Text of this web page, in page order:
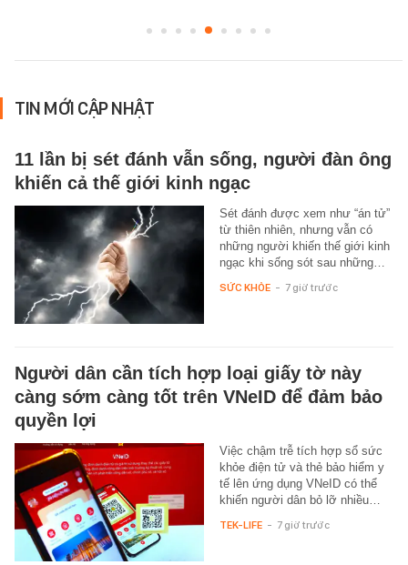
TIN MỚI CẬP NHẬT
11 lần bị sét đánh vẫn sống, người đàn ông
khiến cả thế giới kinh ngạc
Sét đánh được xem như “án tử”
từ thiên nhiên, nhưng vẫn có
những người khiến thế giới kinh
ngạc khi sống sót sau những…
SỨC KHỎE - 7 giờ trước
Người dân cần tích hợp loại giấy tờ này
càng sớm càng tốt trên VNeID để đảm bảo
quyền lợi
Việc chậm trễ tích hợp sổ sức
khỏe điện tử và thẻ bảo hiểm y
tế lên ứng dụng VNeID có thể
khiến người dân bỏ lỡ nhiều…
TEK-LIFE - 7 giờ trước